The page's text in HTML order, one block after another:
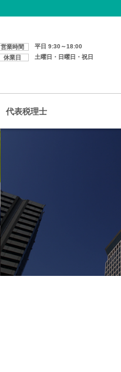
営業時間
平日 9:30～18:00
休業日
土曜日・日曜日・祝日
代表税理士